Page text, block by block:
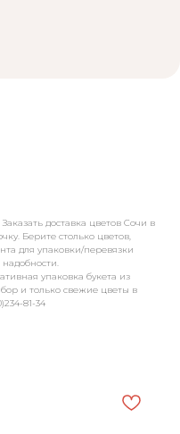
доставка цветов Сочи в
Берите столько цветов,
для упаковки/перевязки
упаковка букета из
и только свежие цветы в
81-34